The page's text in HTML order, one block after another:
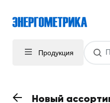
Продукция
Новый